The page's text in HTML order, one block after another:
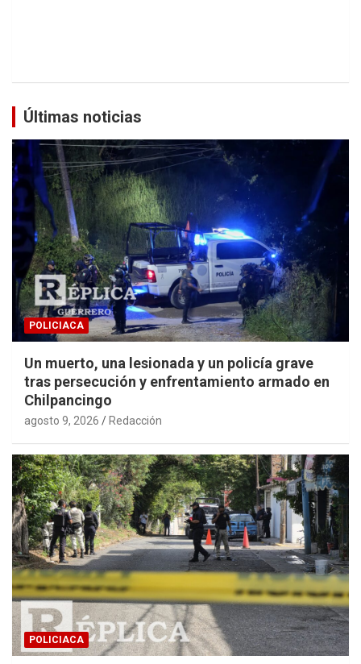
Últimas noticias
POLICIACA
Un muerto, una lesionada y un policía grave
tras persecución y enfrentamiento armado en
Chilpancingo
agosto 9, 2026 Redacción
POLICIACA